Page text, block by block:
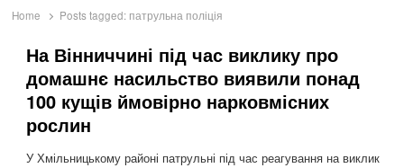
Home Posts tagged: патрульна поліція
На Вінниччині під час виклику про
домашнє насильство виявили понад
100 кущів ймовірно нарковмісних
рослин
У Хмільницькому районі патрульні під час реагування на виклик